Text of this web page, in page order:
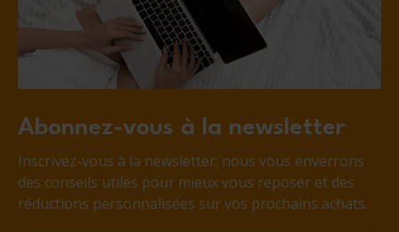
Abonnez-vous à la newsletter
Inscrivez-vous à la newsletter; nous vous enverrons
des conseils utiles pour mieux vous reposer et des
réductions personnalisées sur vos prochains achats.